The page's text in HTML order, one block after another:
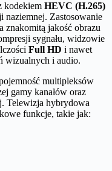
kodekiem HEVC (H.265)
Zastosowanie
znakomitą jakość obrazu
sygnału, widzowie
Full HD i nawet
wizualnych i audio.
multipleksów
gamy kanałów oraz
Telewizja hybrydowa
funkcje, takie jak: